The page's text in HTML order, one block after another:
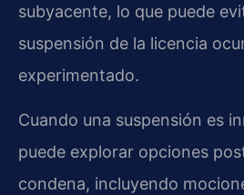
subyacente, lo que puede
suspensión de la licencia
experimentado.
Cuando una suspensión es
puede explorar opciones
condena, incluyendo